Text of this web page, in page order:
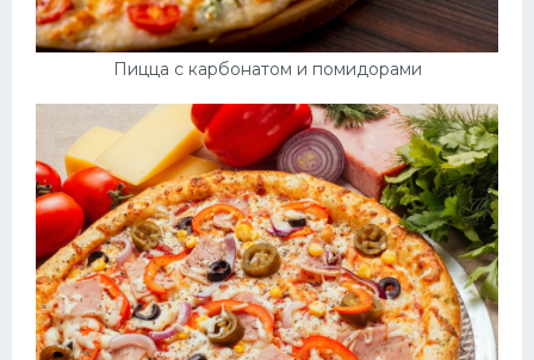
Пицца с карбонатом и помидорами